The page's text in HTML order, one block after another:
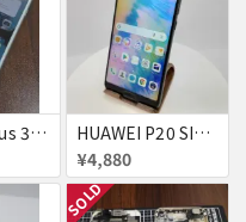
iPhone 7 Plus 32GB
HUAWEI P20 SIMフリー 861197043272279
¥4,880
SOLD